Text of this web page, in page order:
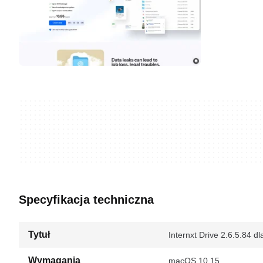
Specyfikacja techniczna
Tytuł Internxt Drive 2.6.5.84
Wymagania macOS 10.15